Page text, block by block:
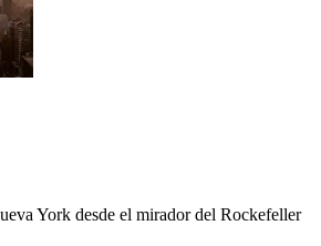
York desde el mirador del Rockefeller